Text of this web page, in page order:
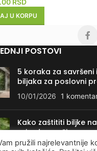
RSD
U KORPU
POSTOVI
5 koraka za savršeni
biljaka za poslovni
10/01/2026 1
Kako zaštititi biljke na
prirodan način
05/08/2025 1
pružili najrelevantnije